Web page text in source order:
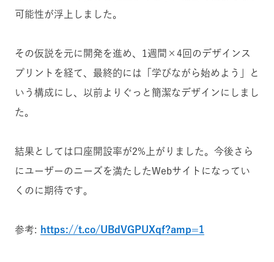
可能性が浮上しました。
その仮説を元に開発を進め、1週間×4回のデザインス
プリントを経て、最終的には「学びながら始めよう」と
いう構成にし、以前よりぐっと簡潔なデザインにしまし
た。
結果としては口座開設率が2%上がりました。 今後さら
にユーザーのニーズを満たしたWebサイトになってい
くのに期待です。
参考: https://t.co/UBdVGPUXqf?amp=1